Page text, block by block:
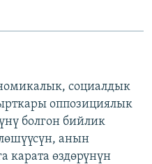
социалдык
оппозициялык
болгон бийлик
анын
өздөрүнүн